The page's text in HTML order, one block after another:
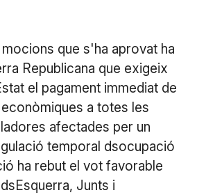
que s'ha aprovat ha
Republicana que exigeix
el pagament immediat de
a totes les
afectades per un
temporal dsocupació
ha rebut el vot favorable
Junts i